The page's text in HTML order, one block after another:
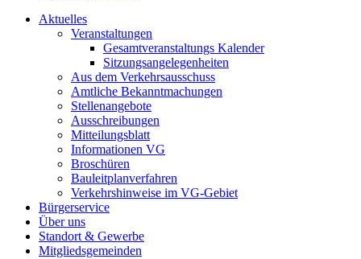
Aktuelles
Veranstaltungen
Gesamtveranstaltungs Kalender
Sitzungsangelegenheiten
Aus dem Verkehrsausschuss
Amtliche Bekanntmachungen
Stellenangebote
Ausschreibungen
Mitteilungsblatt
Informationen VG
Broschüren
Bauleitplanverfahren
Verkehrshinweise im VG-Gebiet
Bürgerservice
Über uns
Standort & Gewerbe
Mitgliedsgemeinden